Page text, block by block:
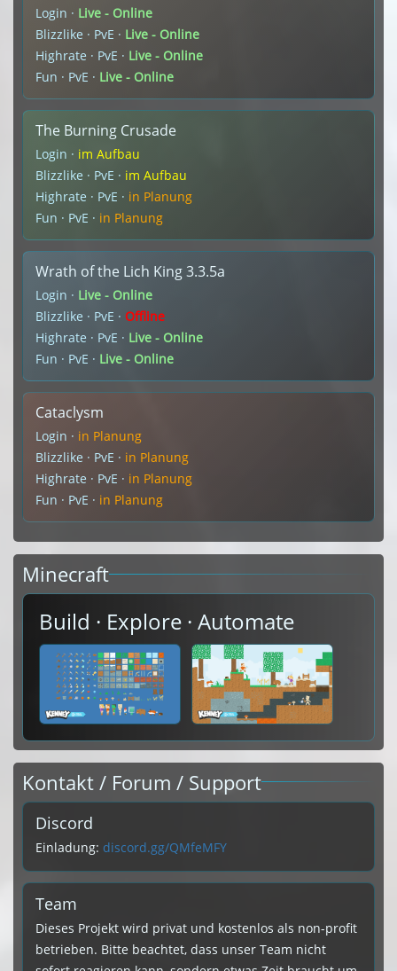
Login · Live - Online
Blizzlike · PvE · Live - Online
Highrate · PvE · Live - Online
Fun · PvE · Live - Online
The Burning Crusade
Login · im Aufbau
Blizzlike · PvE · im Aufbau
Highrate · PvE · in Planung
Fun · PvE · in Planung
Wrath of the Lich King 3.3.5a
Login · Live - Online
Blizzlike · PvE · Offline
Highrate · PvE · Live - Online
Fun · PvE · Live - Online
Cataclysm
Login · in Planung
Blizzlike · PvE · in Planung
Highrate · PvE · in Planung
Fun · PvE · in Planung
Minecraft
Build · Explore · Automate
Kontakt / Forum / Support
Discord
Einladung: discord.gg/QMfeMFY
Team
Dieses Projekt wird privat und kostenlos als non-profit
betrieben. Bitte beachtet, dass unser Team nicht